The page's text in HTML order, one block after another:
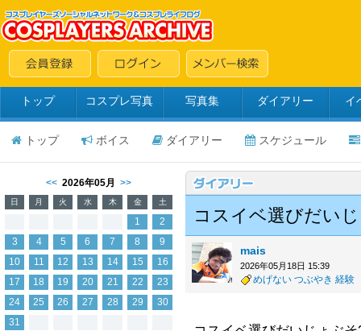
トップ コスプレ写真 写真集 ダイアリー イ
トップ ボイス ダイアリー スケジュール
<< 2026年05月 >>
日 月 火 水 木 金 土
1
2
3
4 5 6 7 8
9
10
11 12 13 14 15
16
17
18 19 20 21 22
23
24
25 26 27 28 29
30
31
コスイベ選びだい
mais
2026年05月18日 15:39
めげない つぶやき 経験